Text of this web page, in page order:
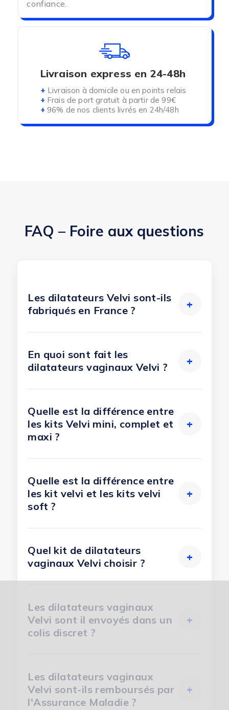
confiance.
Livraison express en 24-48h
+ Livraison à domicile ou en points relais
+ Frais de port gratuit à partir de 99€
+ 96% de nos clients livrés en 24h/48h
FAQ – Foire aux questions
Les dilatateurs Velvi sont-ils
fabriqués en France ?
+
En quoi sont fait les
dilatateurs vaginaux Velvi ?
+
Quelle est la différence entre
les kits Velvi mini, complet et
maxi ?
+
Quelle est la différence entre
les kit velvi et les kits velvi
soft ?
+
Quel kit de dilatateurs
vaginaux Velvi choisir ?
+
Les dilatateurs vaginaux
Velvi sont il envoyés dans un
colis discret ?
+
Les dilatateurs vaginaux
Velvi sont-ils remboursés par
l'Assurance Maladie ?
+